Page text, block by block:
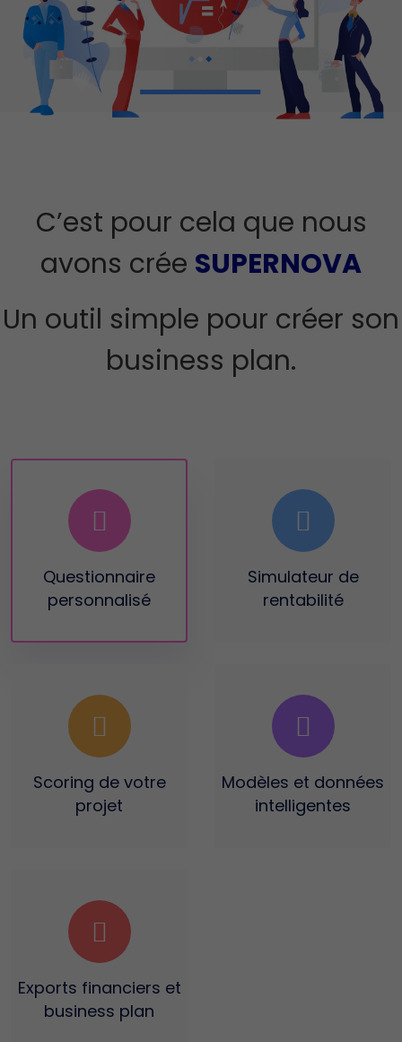
C’est pour cela que nous
avons crée SUPERNOVA
Un outil simple pour créer son
business plan.
Questionnaire
personnalisé
Simulateur de
rentabilité
Scoring de votre
projet
Modèles et données
intelligentes
Exports financiers et
business plan